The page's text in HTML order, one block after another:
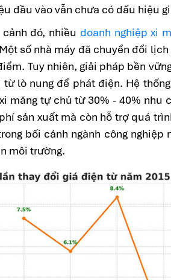
đầu vào vẫn chưa có dấu hiệu
cảnh đó, nhiều doanh nghiệp xi
số nhà máy đã chuyển đổi
Tuy nhiên, giải pháp bền
từ lò nung để phát điện. Hệ
măng tự chủ từ 30% - 40% nhu
sản xuất mà còn hỗ trợ quá
bối cảnh ngành công nghiệp
môi trường.